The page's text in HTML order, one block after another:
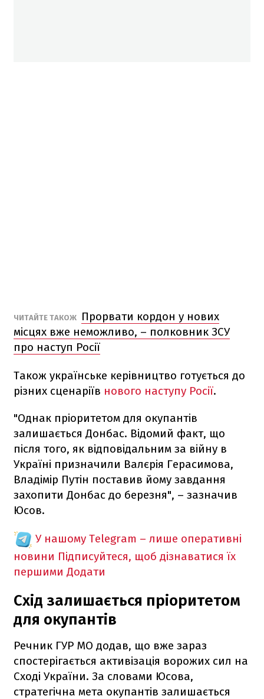
ЧИТАЙТЕ ТАКОЖ
Прорвати кордон у нових
місцях вже неможливо, – полковник ЗСУ
про наступ Росії
Також українське керівництво готується до
різних сценаріїв нового наступу Росії.
"Однак пріоритетом для окупантів
залишається Донбас. Відомий факт, що
після того, як відповідальним за війну в
Україні призначили Валєрія Герасимова,
Владімір Путін поставив йому завдання
захопити Донбас до березня", – зазначив
Юсов.
У нашому Telegram – лише оперативні
новини Підписуйтеся, щоб дізнаватися їх
першими Додати
Схід залишається пріоритетом
для окупантів
Речник ГУР МО додав, що вже зараз
спостерігається активізація ворожих сил на
Сході України. За словами Юсова,
стратегічна мета окупантів залишається